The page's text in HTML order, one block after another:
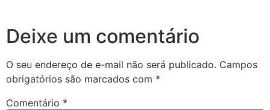
Deixe um comentário
O seu endereço de e-mail não será publicado. Campos
obrigatórios são marcados com *
Comentário *